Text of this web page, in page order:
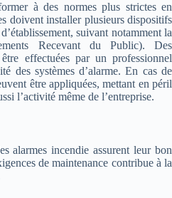
à des normes plus strictes en
doivent installer plusieurs dispositifs
suivant notamment la
Recevant du Public). Des
effectuées par un professionnel
des systèmes d’alarme. En cas de
être appliquées, mettant en péril
l’activité même de l’entreprise.
alarmes incendie assurent leur bon
de maintenance contribue à la